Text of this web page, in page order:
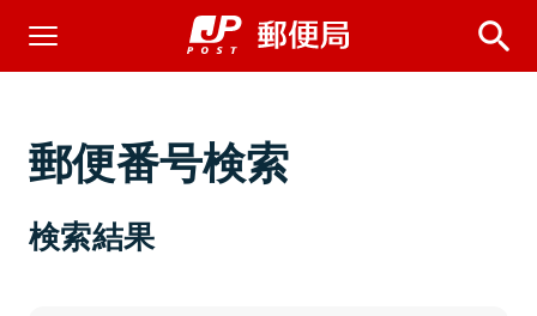
郵便番号検索
検索結果